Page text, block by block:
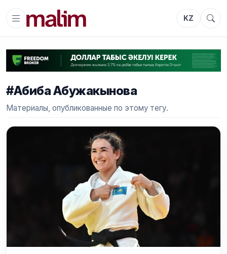
KZ
#Абиба Абужакынова
Материалы, опубликованные по этому тегу.